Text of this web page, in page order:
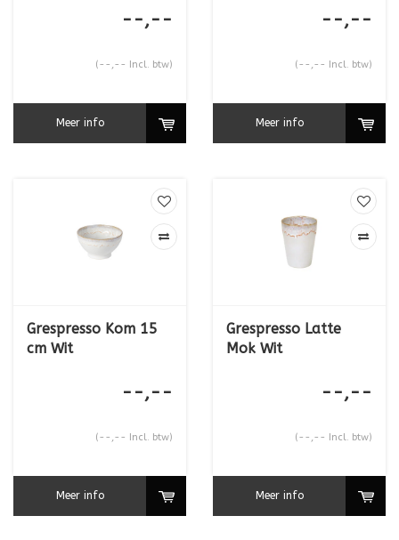
--,--
(--,-- Incl. btw)
Meer info
--,--
(--,-- Incl. btw)
Meer info
Grespresso Kom 15
cm Wit
--,--
(--,-- Incl. btw)
Meer info
Grespresso Latte
Mok Wit
--,--
(--,-- Incl. btw)
Meer info